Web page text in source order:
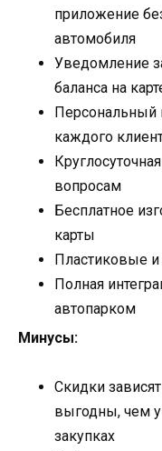
приложение
автомобиля
Уведомление
баланса на
каждого
вопросам
Бесплатное
карты
Пластиковые
Полная
автопарком
Минусы:
Скидки
выгодны, чем
закупках